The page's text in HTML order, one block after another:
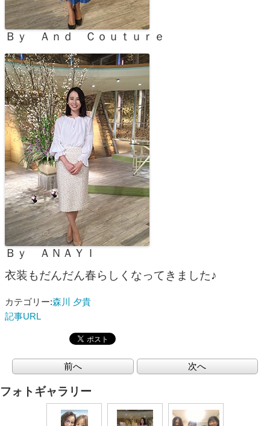
Ｂｙ Ａｎｄ Ｃｏｕｔｕｒｅ
Ｂｙ ＡＮＡＹＩ
衣装もだんだん春らしくなってきました♪
カテゴリー:森川 夕貴
記事URL
前へ 次へ
フォトギャラリー